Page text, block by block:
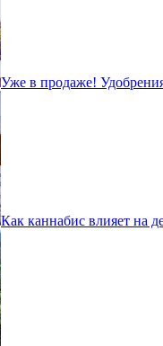
Уже в продаже!
Как каннабис влияет на